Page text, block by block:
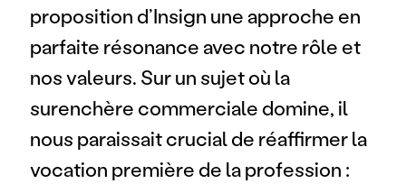
proposition d’Insign une approche en
parfaite résonance avec notre rôle et
nos valeurs. Sur un sujet où la
surenchère commerciale domine, il
nous paraissait crucial de réaffirmer la
vocation première de la profession :